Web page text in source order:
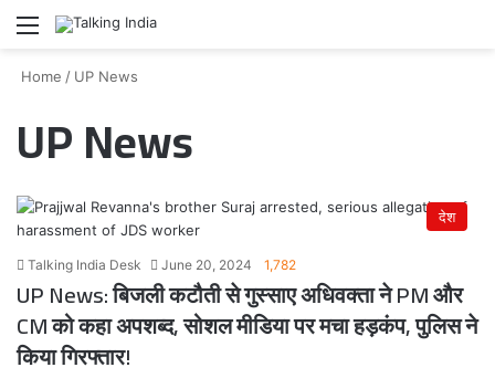
Menu
Home / UP News
UP News
देश
Talking India Desk June 20, 2024 1,782
UP News: बिजली कटौती से गुस्साए अधिवक्ता ने PM और
CM को कहा अपशब्द, सोशल मीडिया पर मचा हड़कंप, पुलिस ने
किया गिरफ्तार!